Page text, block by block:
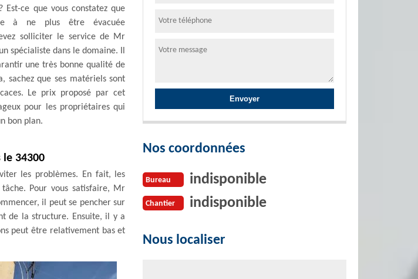
Est-ce que vous constatez que
à ne plus être évacuée
solliciter le service de Mr
spécialiste dans le domaine. Il
une très bonne qualité de
sachez que ses matériels sont
Le prix proposé par cet
pour les propriétaires qui
bon plan.
le 34300
les problèmes. En fait, les
Pour vous satisfaire, Mr
il peut se pencher sur
de la structure. Ensuite, il y a
peut être relativement bas et
Nos coordonnées
Bureau indisponible
Chantier indisponible
Nous localiser